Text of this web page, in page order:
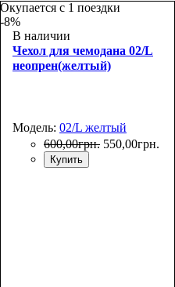
Окупается с 1 поездки
-8%
В наличии
Чехол для чемодана 02/L
неопрен(желтый)
Модель: 02/L желтый
600,00грн. 550,00грн.
Купить